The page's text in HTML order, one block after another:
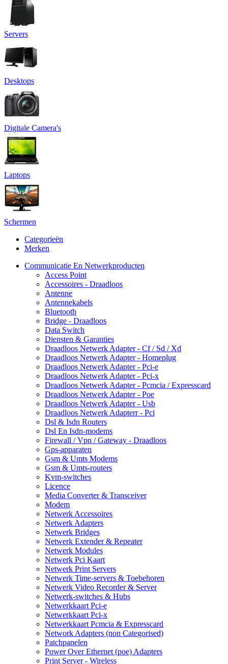
Servers
Desktops
Digitale Camera's
Laptops
Schermen
Categorieën
Merken
Communicatie En Netwerkproducten
Access Point
Accessoires - Draadloos
Antenne
Antennekabels
Bluetooth
Bridge - Draadloos
Data Switch
Diensten & Garanties
Draadloos Netwerk Adapter - Cf / Sd / Xd
Draadloos Netwerk Adapter - Homeplug
Draadloos Netwerk Adapter - Pci-e
Draadloos Netwerk Adapter - Pci-x
Draadloos Netwerk Adapter - Pcmcia / Expresscard
Draadloos Netwerk Adapter - Poe
Draadloos Netwerk Adapter - Usb
Draadloos Netwerk Adapterr - Pci
Dsl & Isdn Routers
Dsl En Isdn-modems
Firewall / Vpn / Gateway - Draadloos
Gps-apparaten
Gsm & Umts Modems
Gsm & Umts-routers
Kvm-switches
Licence
Media Converter & Transceiver
Modem
Netwerk Accessoires
Netwerk Adapters
Netwerk Bridges
Netwerk Extender & Repeater
Netwerk Modules
Netwerk Pci Kaart
Netwerk Print Servers
Netwerk Time-servers & Toebehoren
Netwerk Video Recorder & Server
Netwerk-switches & Hubs
Netwerkkaart Pci-e
Netwerkkaart Pci-x
Netwerkkaart Pcmcia & Expresscard
Network Adapters (non Categorised)
Patchpanelen
Power Over Ethernet (poe) Adapters
Print Server - Wireless